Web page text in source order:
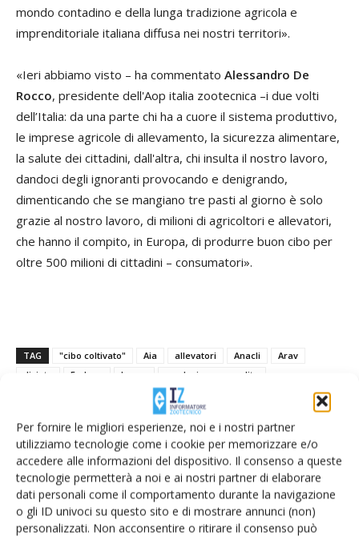
Per fornire le migliori esperienze, noi e i nostri partner
utilizziamo tecnologie come i cookie per memorizzare e/o
accedere alle informazioni del dispositivo. Il consenso a queste
tecnologie permetterà a noi e ai nostri partner di elaborare
dati personali come il comportamento durante la navigazione
o gli ID univoci su questo sito e di mostrare annunci (non)
personalizzati. Non acconsentire o ritirare il consenso può
mondo contadino e della lunga tradizione agricola e
imprenditoriale italiana diffusa nei nostri territori».
«Ieri abbiamo visto – ha commentato Alessandro De
Rocco, presidente dell'Aop italia zootecnica –i due volti
dell’Italia: da una parte chi ha a cuore il sistema produttivo,
le imprese agricole di allevamento, la sicurezza alimentare,
la salute dei cittadini, dall'altra, chi insulta il nostro lavoro,
dandoci degli ignoranti provocando e denigrando,
dimenticando che se mangiano tre pasti al giorno è solo
grazie al nostro lavoro, di milioni di agricoltori e allevatori,
che hanno il compito, in Europa, di produrre buon cibo per
oltre 500 milioni di cittadini – consumatori».
TAG "cibo coltivato" Aia allevatori Anacli
Arav
divieto
Fedana legge produzione e vendita
Facebook Twitter
Articoli correlati